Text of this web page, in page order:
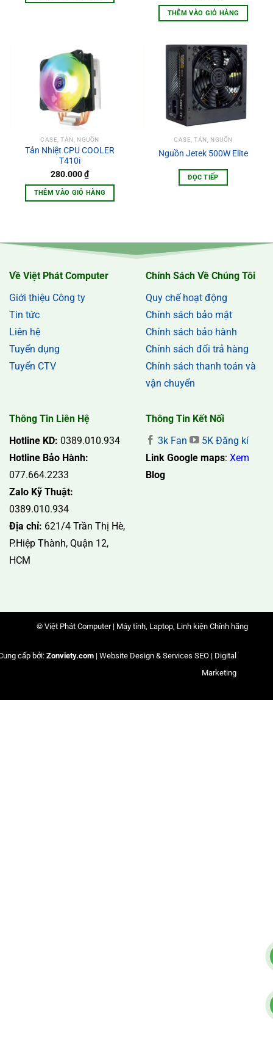
THÊM VÀO GIỎ HÀNG
CASE, TẢN, NGUỒN
Tản Nhiệt CPU COOLER
T410i
280.000₫
THÊM VÀO GIỎ HÀNG
CASE, TẢN, NGUỒN
Nguồn Jetek 500W Elite
ĐỌC TIẾP
Về Việt Phát Computer
Giới thiệu Công ty
Tin tức
Liên hệ
Tuyển dụng
Tuyển CTV
Chính Sách Về Chúng Tôi
Quy chế hoạt động
Chính sách bảo mật
Chính sách bảo hành
Chính sách đổi trả hàng
Chính sách thanh toán và
vận chuyển
Thông Tin Liên Hệ
Hotline KD: 0389.010.934
Hotline Bảo Hành:
077.664.2233
Zalo Kỹ Thuật:
0389.010.934
Địa chỉ: 621/4 Trần Thị Hè,
P.Hiệp Thành, Quận 12,
HCM
Thông Tin Kết Nối
3k Fan
5K Đăng kí
Link Google maps: Xem
Blog
© Việt Phát Computer | Máy tính, Laptop, Linh kiện Chính hãng
cấp bởi: Zonviety.com | Website Design & Services SEO | Digital
Marketing